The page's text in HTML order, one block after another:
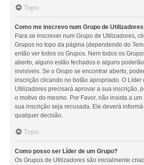
Topo
Como me inscrevo num Grupo de
Para se inscrever num Grupo de Utilizadores,
Grupos no topo da página (dependendo do
então ver todos os Grupos. Nem todos os
aberto, alguns estão fechados e alguns
invisíveis. Se o Grupo se encontrar aberto,
inscrição clicando no botão apropriado. O Líder
Utilizadores precisará aprovar a sua inscrição,
o motivo do mesmo. Por Favor, não insista a
sua inscrição seja recusada. Ele deverá
qualquer decisão.
Topo
Como posso ser Líder de um Grupo?
Os Grupos de Utilizadores são inicialmente